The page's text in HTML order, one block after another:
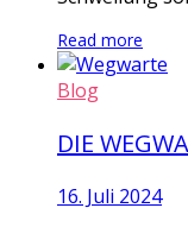
Read more
Blog
DIE
16. Juli 2024